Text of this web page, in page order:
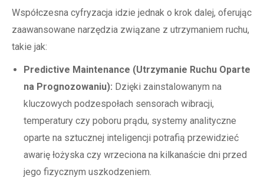
Współczesna cyfryzacja idzie jednak o krok dalej, oferując
zaawansowane narzędzia związane z utrzymaniem ruchu,
takie jak:
Predictive Maintenance (Utrzymanie Ruchu Oparte
na Prognozowaniu): Dzięki zainstalowanym na
kluczowych podzespołach sensorach wibracji,
temperatury czy poboru prądu, systemy analityczne
oparte na sztucznej inteligencji potrafią przewidzieć
awarię łożyska czy wrzeciona na kilkanaście dni przed
jego fizycznym uszkodzeniem.